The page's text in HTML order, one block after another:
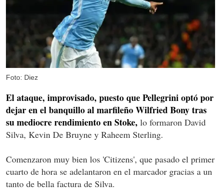
Foto: Diez
El ataque, improvisado, puesto que Pellegrini optó por
dejar en el banquillo al marfileño Wilfried Bony tras
su mediocre rendimiento en Stoke, lo formaron David
Silva, Kevin De Bruyne y Raheem Sterling.
Comenzaron muy bien los 'Citizens', que pasado el primer
cuarto de hora se adelantaron en el marcador gracias a un
tanto de bella factura de Silva.